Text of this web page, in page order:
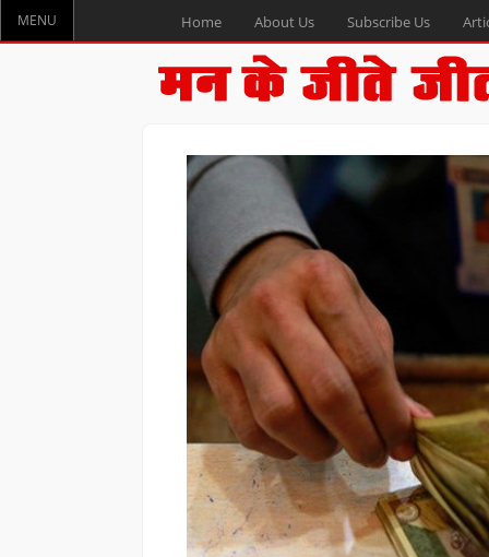
MENU Home About Us Subscribe Us